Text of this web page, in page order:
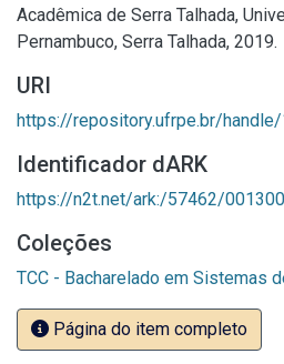
Acadêmica de Serra Talhada,
Pernambuco, Serra Talhada, 2019.
URI
https://repository.ufrpe.br/
Identificador dARK
https://n2t.net/ark:/57462/
Coleções
TCC - Bacharelado em Sistemas
Página do item completo